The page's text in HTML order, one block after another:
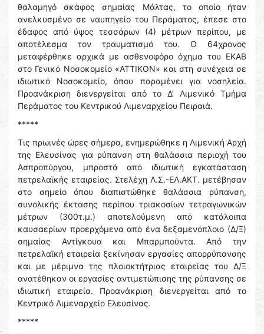
θαλαμηγό σκάφος σημαίας Μάλτας, το οποίο ήταν
ανελκυσμένο σε ναυπηγείο του Περάματος, έπεσε στο
έδαφος από ύψος τεσσάρων (4) μέτρων περίπου, με
αποτέλεσμα τον τραυματισμό του. Ο 64χρονος
μεταφέρθηκε αρχικά με ασθενοφόρο όχημα του ΕΚΑΒ
στο Γενικό Νοσοκομείο «ΑΤΤΙΚΟΝ» και στη συνέχεια σε
ιδιωτικό Νοσοκομείο, όπου παραμένει για νοσηλεία.
Προανάκριση διενεργείται από το Δ’ Λιμενικό Τμήμα
Περάματος του Κεντρικού Λιμεναρχείου Πειραιά.
*****
Τις πρωινές ώρες σήμερα, ενημερώθηκε η Λιμενική Αρχή
της Ελευσίνας για ρύπανση στη θαλάσσια περιοχή του
Ασπροπύργου, μπροστά από ιδιωτική εγκατάσταση
πετρελαϊκής εταιρείας. Στελέχη Λ.Σ.-ΕΛ.ΑΚΤ. μετέβησαν
στο σημείο όπου διαπιστώθηκε θαλάσσια ρύπανση,
συνολικής έκτασης περίπου τριακοσίων τετραγωνικών
μέτρων (300τ.μ.) αποτελούμενη από κατάλοιπα
καυσαερίων προερχόμενα από ένα δεξαμενόπλοιο (Δ/Ξ)
σημαίας Αντίγκουα και Μπαρμπούντα. Από την
πετρελαϊκή εταιρεία ξεκίνησαν εργασίες απορρύπανσης
και με μέριμνα της πλοιοκτήτριας εταιρείας του Δ/Ξ
ανατέθηκαν οι εργασίες αντιμετώπισης της ρύπανσης σε
ιδιωτική εταιρεία. Προανάκριση διενεργείται από το
Κεντρικό Λιμεναρχείο Ελευσίνας.
*****